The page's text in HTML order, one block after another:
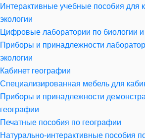
Интерактивные учебные пособия для
экологии
Цифровые лаборатории по биологии и
Приборы и принадлежности
экологии
Кабинет географии
Специализированная мебель для
Приборы и принадлежности
географии
Печатные пособия по географии
Натурально-интерактивные пособия